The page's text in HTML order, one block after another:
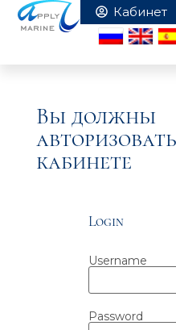
Вы должны
кабинете
Login
Username
Password